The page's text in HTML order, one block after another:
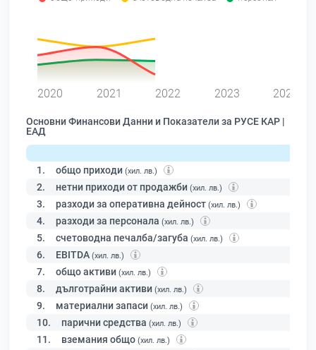
2020 2021 2022 2023 2024
Основни Финансови Данни и Показатели за РУСЕ КАР |
ЕАД
1. общо приходи (хил. лв.)
2. нетни приходи от продажби (хил. лв.)
3. разходи за оперативна дейност (хил. лв.)
4. разходи за персонала (хил. лв.)
5. счетоводна печалба/загуба (хил. лв.)
6. EBITDA (хил. лв.)
7. общо активи (хил. лв.)
8. дълготрайни активи (хил. лв.)
9. материални запаси (хил. лв.)
10. парични средства (хил. лв.)
11. вземания общо (хил. лв.)